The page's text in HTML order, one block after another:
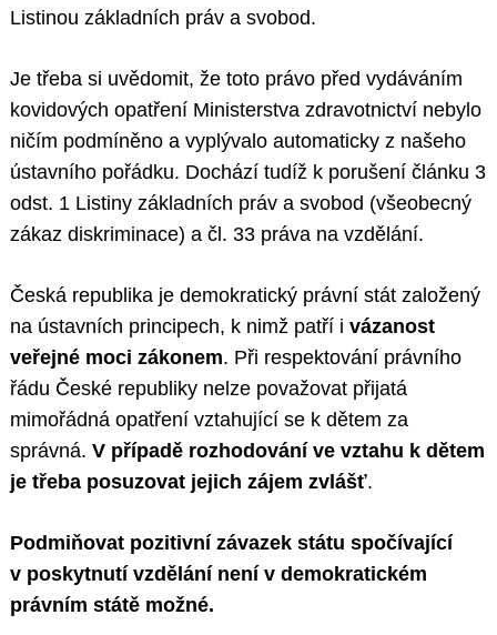
Listinou základních práv a svobod.
Je třeba si uvědomit, že toto právo před vydáváním
kovidových opatření Ministerstva zdravotnictví nebylo
ničím podmíněno a vyplývalo automaticky z našeho
ústavního pořádku. Dochází tudíž k porušení článku 3
odst. 1 Listiny základních práv a svobod (všeobecný
zákaz diskriminace) a čl. 33 práva na vzdělání.
Česká republika je demokratický právní stát založený
na ústavních principech, k nimž patří i vázanost
veřejné moci zákonem. Při respektování právního
řádu České republiky nelze považovat přijatá
mimořádná opatření vztahující se k dětem za
správná. V případě rozhodování ve vztahu k dětem
je třeba posuzovat jejich zájem zvlášť.
Podmiňovat pozitivní závazek státu spočívající
v poskytnutí vzdělání není v demokratickém
právním státě možné.